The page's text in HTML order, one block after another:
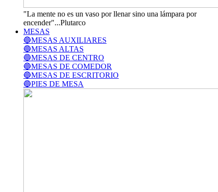
"La mente no es un vaso por llenar sino una lámpara por
encender"...Plutarco
MESAS
🔵MESAS AUXILIARES
🔵MESAS ALTAS
🔵MESAS DE CENTRO
🔵MESAS DE COMEDOR
🔵MESAS DE ESCRITORIO
🔵PIES DE MESA